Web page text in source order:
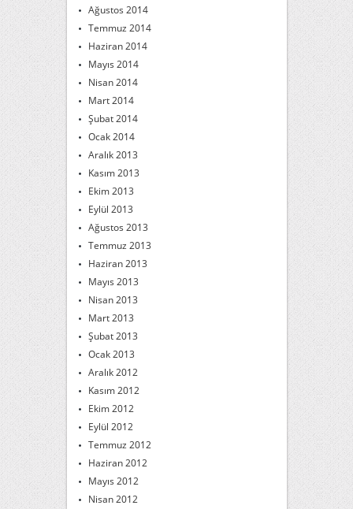
Ağustos 2014
Temmuz 2014
Haziran 2014
Mayıs 2014
Nisan 2014
Mart 2014
Şubat 2014
Ocak 2014
Aralık 2013
Kasım 2013
Ekim 2013
Eylül 2013
Ağustos 2013
Temmuz 2013
Haziran 2013
Mayıs 2013
Nisan 2013
Mart 2013
Şubat 2013
Ocak 2013
Aralık 2012
Kasım 2012
Ekim 2012
Eylül 2012
Temmuz 2012
Haziran 2012
Mayıs 2012
Nisan 2012